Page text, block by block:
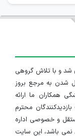
منقضی شده
منقضی شده
تاریخ ۱۳۹۱/۱/۱۰ راه اندازی شد و با تلاش گروهی
شدن به مرجع بروز
همکاران ما ارائه
محترم
و خصوصی اداره
نمی باشد، این سایت